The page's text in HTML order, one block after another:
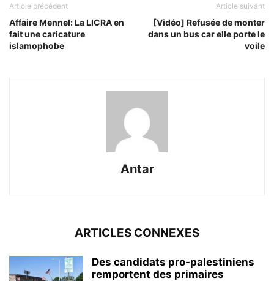
Article précédent
Affaire Mennel: La LICRA en
fait une caricature
islamophobe
Article suivant
[Vidéo] Refusée de monter
dans un bus car elle porte le
voile
Antar
ARTICLES CONNEXES
Des candidats pro-palestiniens
remportent des primaires